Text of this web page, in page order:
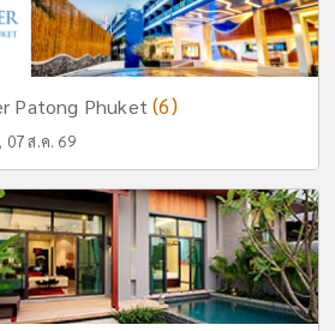
Patong Phuket(6)
07 ส.ค. 69